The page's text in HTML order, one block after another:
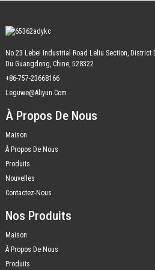
No.23 Lebei Industrial Road Leliu Section, District
Du Guangdong, Chine, 528322
+86-757-23668166
Leguwe@aliyun.com
À Propos De Nous
Maison
À Propos De Nous
Produits
Nouvelles
Contactez-Nous
Nos Produits
Maison
À Propos De Nous
Produits